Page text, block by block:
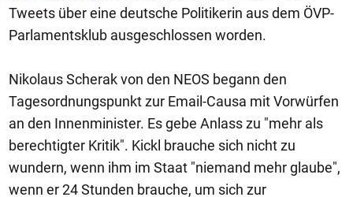
Tweets über eine deutsche Politikerin aus dem ÖVP-
Parlamentsklub ausgeschlossen worden.
Nikolaus Scherak von den NEOS begann den
Tagesordnungspunkt zur Email-Causa mit Vorwürfen
an den Innenminister. Es gebe Anlass zu "mehr als
berechtigter Kritik". Kickl brauche sich nicht zu
wundern, wenn ihm im Staat "niemand mehr glaube",
wenn er 24 Stunden brauche, um sich zur